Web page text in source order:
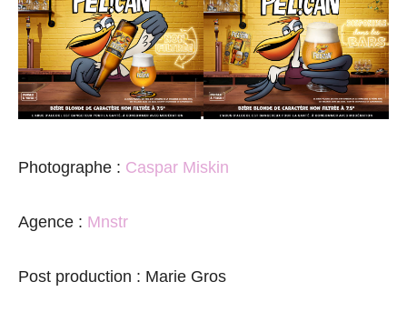
Photographe : Caspar Miskin
Agence : Mnstr
Post production : Marie Gros